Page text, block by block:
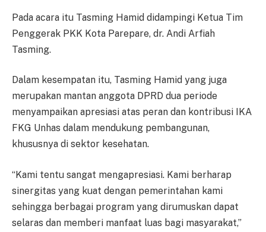
Pada acara itu Tasming Hamid didampingi Ketua Tim
Penggerak PKK Kota Parepare, dr. Andi Arfiah
Tasming.
Dalam kesempatan itu, Tasming Hamid yang juga
merupakan mantan anggota DPRD dua periode
menyampaikan apresiasi atas peran dan kontribusi IKA
FKG Unhas dalam mendukung pembangunan,
khususnya di sektor kesehatan.
“Kami tentu sangat mengapresiasi. Kami berharap
sinergitas yang kuat dengan pemerintahan kami
sehingga berbagai program yang dirumuskan dapat
selaras dan memberi manfaat luas bagi masyarakat,”